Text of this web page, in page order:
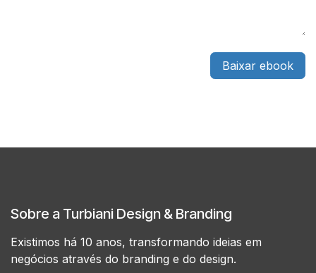
Baixar ebook
Sobre a Turbiani Design & Branding
Existimos há 10 anos, transformando ideias em
negócios através do branding e do design.